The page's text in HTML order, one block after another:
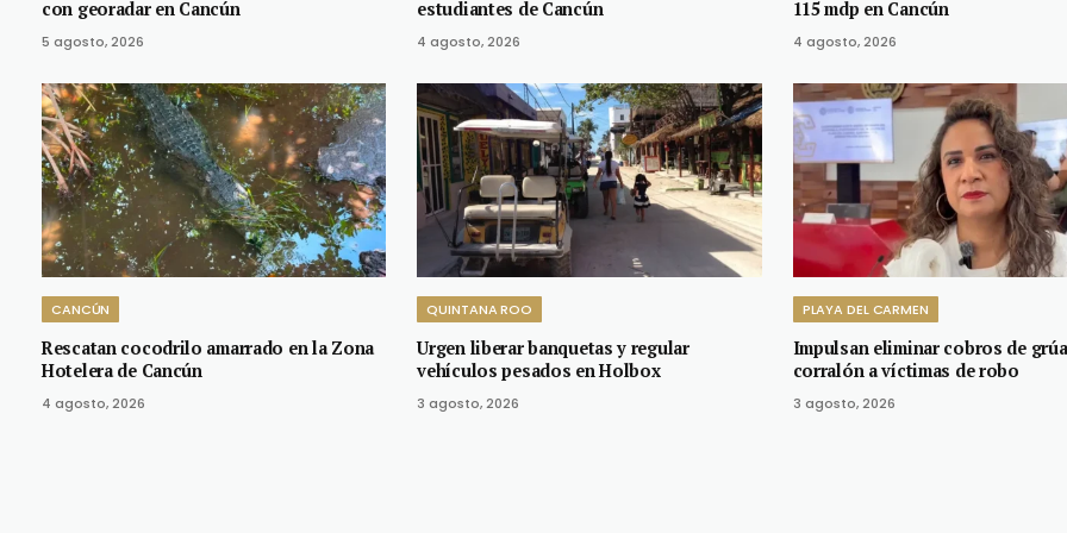
con georadar en Cancún
5 agosto, 2026
estudiantes de Cancún
4 agosto, 2026
115 mdp en Cancún
4 agosto, 2026
CANCÚN
Rescatan cocodrilo amarrado en la Zona
Hotelera de Cancún
4 agosto, 2026
QUINTANA ROO
Urgen liberar banquetas y regular
vehículos pesados en Holbox
3 agosto, 2026
PLAYA DEL CARMEN
Impulsan eliminar cobros de
corralón a víctimas de robo
3 agosto, 2026